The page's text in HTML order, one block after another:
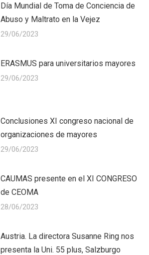
Día Mundial de Toma de Conciencia de
Abuso y Maltrato en la Vejez
29/06/2023
ERASMUS para universitarios mayores
29/06/2023
Conclusiones XI congreso nacional de
organizaciones de mayores
29/06/2023
CAUMAS presente en el XI CONGRESO
de CEOMA
28/06/2023
Austria. La directora Susanne Ring nos
presenta la Uni. 55 plus, Salzburgo